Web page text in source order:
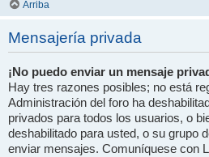
Arriba
Mensajería privada
¡No puedo enviar un mensaje
Hay tres razones posibles; no está
Administración del foro ha
privados para todos los usuarios, o
deshabilitado para usted, o su grupo
enviar mensajes. Comuníquese con